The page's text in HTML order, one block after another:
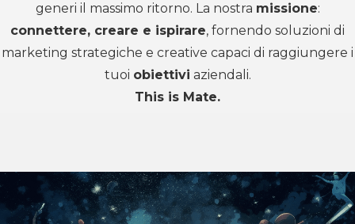
generi il massimo ritorno. La nostra missione:
connettere, creare e ispirare, fornendo soluzioni di
marketing strategiche e creative capaci di raggiungere i
tuoi obiettivi aziendali.
This is Mate.